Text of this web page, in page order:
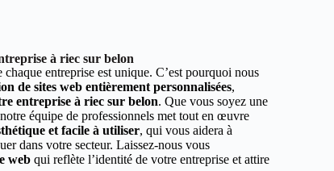
à riec sur belon
entreprise est unique. C’est pourquoi nous
de sites web entièrement personnalisées,
entreprise à riec sur belon. Que vous soyez une
équipe de professionnels met tout en œuvre
et facile à utiliser, qui vous aidera à
dans votre secteur. Laissez-nous vous
web qui reflète l’identité de votre entreprise et attire